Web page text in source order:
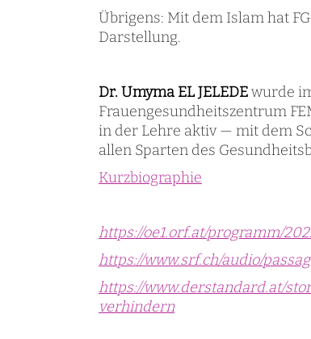
Übrigens: Mit dem Islam hat
Darstellung.
Dr. Umyma EL JELEDEwurde
Frauengesundheitszentrum
in der Lehre aktiv — mit dem
allen Sparten des
Kurzbiographie
https://oe1.orf.at/programm/
https://www.srf.ch/audio/
https://www.derstandard.at/
verhindern